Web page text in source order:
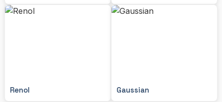
Renol Gaussian